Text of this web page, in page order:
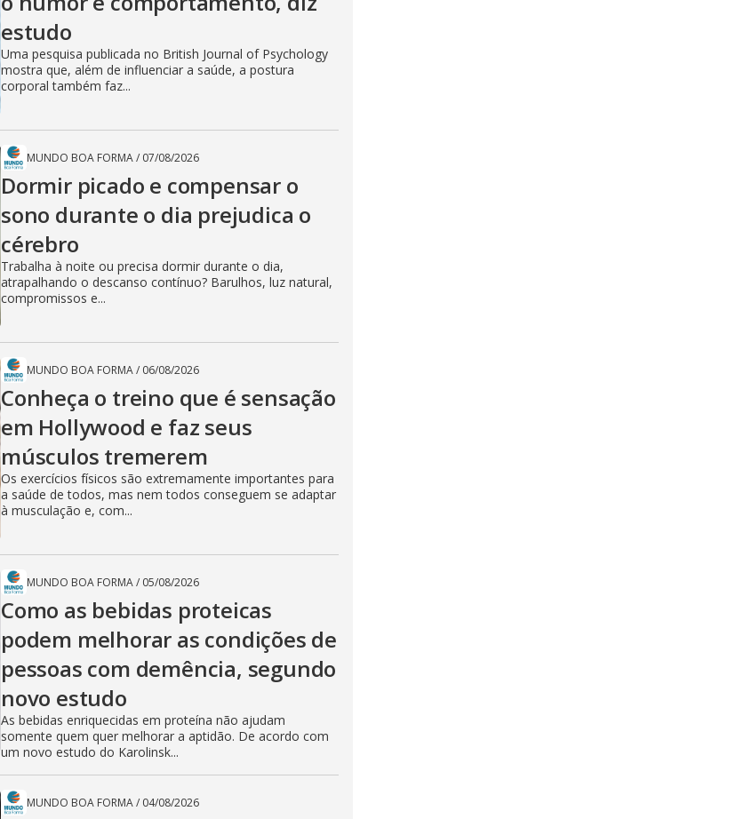
estudo
Uma pesquisa publicada no British Journal of Psychology
mostra que, além de influenciar a saúde, a postura
corporal também faz...
MUNDO BOA FORMA/ 07/08/2026
Dormir picado e compensar o
sono durante o dia prejudica o
cérebro
Trabalha à noite ou precisa dormir durante o dia,
atrapalhando o descanso contínuo? Barulhos, luz natural,
compromissos e...
MUNDO BOA FORMA/ 06/08/2026
Conheça o treino que é sensação
em Hollywood e faz seus
músculos tremerem
Os exercícios físicos são extremamente importantes para
a saúde de todos, mas nem todos conseguem se adaptar
à musculação e, com...
MUNDO BOA FORMA/ 05/08/2026
Como as bebidas proteicas
podem melhorar as condições de
pessoas com demência, segundo
novo estudo
As bebidas enriquecidas em proteína não ajudam
somente quem quer melhorar a aptidão. De acordo com
um novo estudo do Karolinsk...
MUNDO BOA FORMA/ 04/08/2026